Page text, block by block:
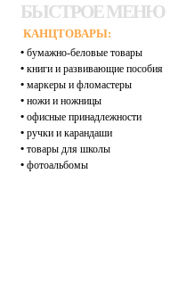
БЫСТРОЕ МЕНЮ
КАНЦТОВАРЫ:
• бумажно-беловые товары
• книги и развивающие пособия
• маркеры и фломастеры
• ножи и ножницы
• офисные принадлежности
• ручки и карандаши
• товары для школы
• фотоальбомы